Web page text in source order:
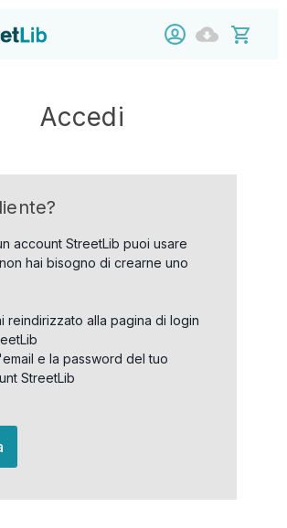
Accedi
account StreetLib puoi usare
hai bisogno di crearne uno
reindirizzato alla pagina di login
e la password del tuo
StreetLib